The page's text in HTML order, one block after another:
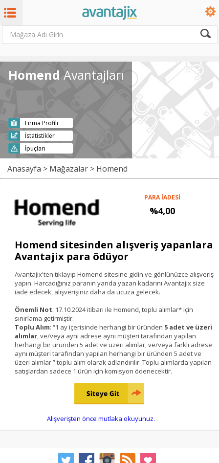
Homend Avantajları
Firma Profili
İstatistikler
İpuçları
Anasayfa > Mağazalar > Homend
PARA İADESİ
%4,00
Homend sitesinden alışveriş yapanlara
Avantajix para ödüyor
Avantajix'ten tıklayıp Homend sitesine gidin ve gönlünüzce alışveriş
yapın. Harcadığınız paranın yanda yazan kadarını Avantajix size
iade edecek, alışverişiniz daha da ucuza gelecek.
Önemli Not: 17.10.2024 itibarı ile Homend, toplu alımlar* için
sınırlama getirmiştir.
Toplu Alım: “1 ay içerisinde herhangi bir üründen 5 adet ve üzeri
alımlar, ve/veya aynı adrese aynı müşteri tarafından yapılan
herhangi bir üründen 5 adet ve üzeri alımlar, ve/veya farklı adrese
aynı müşteri tarafından yapılan herhangi bir üründen 5 adet ve
üzeri alımlar ” toplu alım olarak adlandırılır. Toplu alımlarda yapılan
satışlardan sadece 1 ürün için komisyon ödenecektir.
Alışverişten önce mutlaka okuyunuz.